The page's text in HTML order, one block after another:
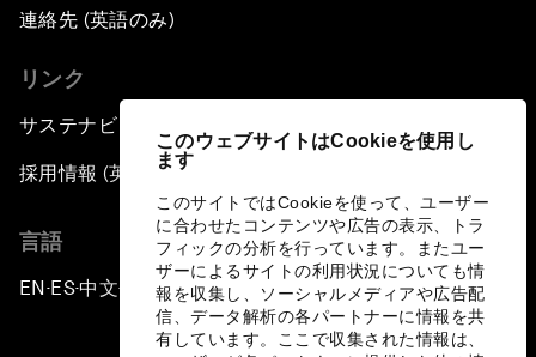
このウェブサイトはCookieを使用し
ます
このサイトではCookieを使って、ユーザー
に合わせたコンテンツや広告の表示、トラ
フィックの分析を行っています。またユー
ザーによるサイトの利用状況についても情
報を収集し、ソーシャルメディアや広告配
信、データ解析の各パートナーに情報を共
有しています。ここで収集された情報は、
連絡先 (英語のみ)
リンク
サステナビリティへの取り組み
採用情報 (英語のみ)
言語
EN ▪ES▪中文▪ 日本語